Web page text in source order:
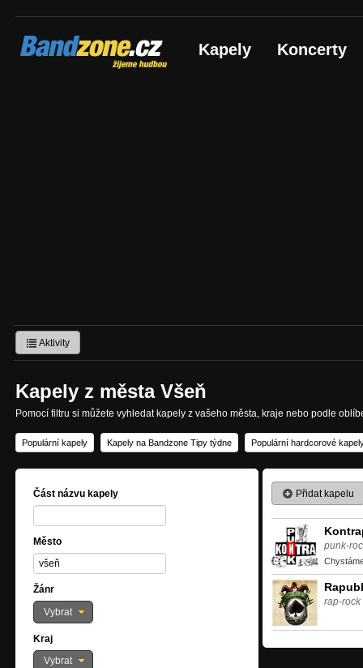
Bandzone.cz
žijeme hudbou Kapely Koncerty
Aktivity
Kapely z města Všeň
Pomocí filtru si můžete vyhledat kapely z vašeho města, kraje nebo podle
Populární kapely Kapely na Bandzone Tipy týdne Populární hardcorové
Část názvu kapely
Město
Žánr
Vybrat
Kraj
Vybrat
Přidat kapelu
punk-
rap-rock